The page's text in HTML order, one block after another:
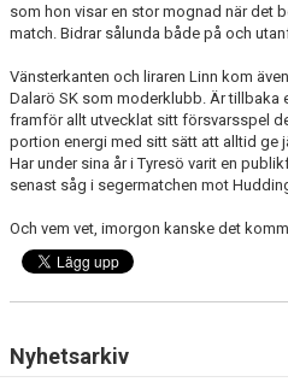
som hon visar en stor mognad när det
match. Bidrar sålunda både på och
Vänsterkanten och liraren Linn kom
Dalarö SK som moderklubb. Är tillbaka
framför allt utvecklat sitt försvarsspel
portion energi med sitt sätt att alltid ge
Har under sina år i Tyresö varit en
senast såg i segermatchen mot
Och vem vet, imorgon kanske det
Nyhetsarkiv